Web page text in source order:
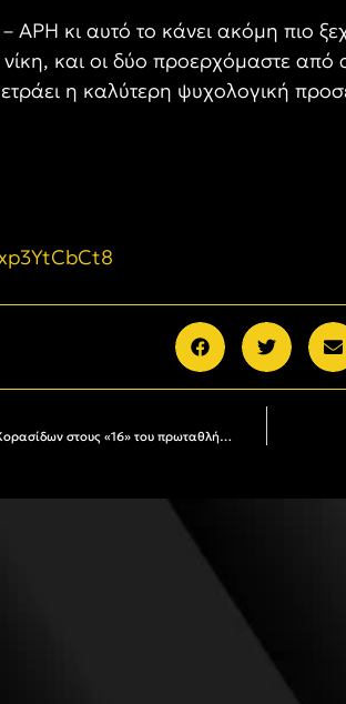
ΑΡΗ κι αυτό το κάνει ακόμη πιο
νίκη, και οι δύο προερχόμαστε
η καλύτερη ψυχολογική πρ
Βόλεϊ: Η κλήρωση και το πρόγραμμα των Κορασίδων στους «16» του πρωταθλήματος Κ18